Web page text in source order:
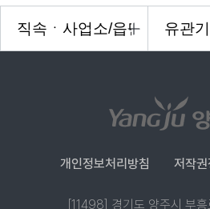
개인정보처리방침 저작권
[11498] 경기도 양주시 부